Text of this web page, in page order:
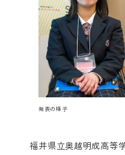
発表の様子
福井県立奥越明成高等